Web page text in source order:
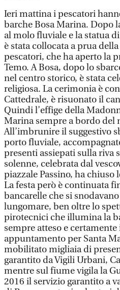
Ieri mattina i pescatori
barche Bosa Marina. Dopo
al molo fluviale e la statua
è stata collocata a prua
pescatori, che ha aperto la
Temo. A Bosa, dopo lo
nel centro storico, è stata
religiosa. La cerimonia è
Cattedrale, è risuonato il
Quindi l’effige della
Marina sempre a bordo del
All’imbrunire il suggestivo
porto fluviale,
presenti assiepati sulla riva
solenne, celebrata dal
piazzale Passino, ha chiuso
La festa però è continuata
bancarelle che si
lungomare, ben oltre lo
pirotecnici che illumina la
sempre atteso e
appuntamento per Santa
mobilitato migliaia di
garantito da Vigili Urbani,
mentre sul fiume vigila la
2016 il servizio garantito a